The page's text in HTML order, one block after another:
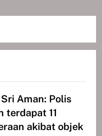
Aman: Polis
terdapat 11
akibat objek